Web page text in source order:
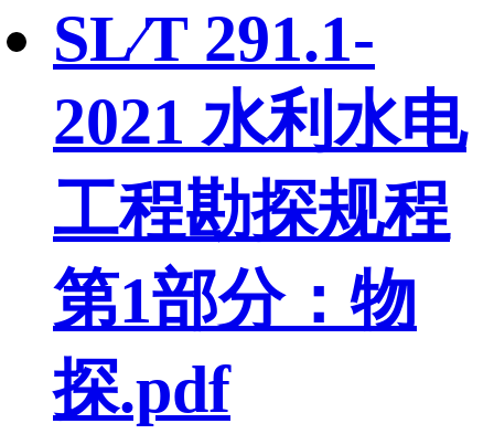
SL∕T 291.1-
2021 水利水电
工程勘探规程
第1部分：物
探.pdf